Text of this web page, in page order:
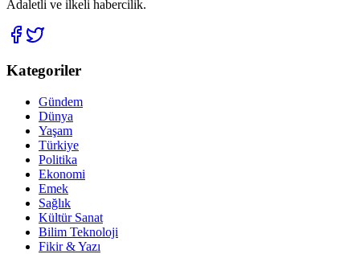
Adaletli ve ilkeli habercilik.
Kategoriler
Gündem
Dünya
Yaşam
Türkiye
Politika
Ekonomi
Emek
Sağlık
Kültür Sanat
Bilim Teknoloji
Fikir & Yazı